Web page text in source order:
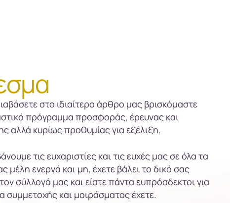
στο ιδιαίτερο άρθρο μας βρισκόμαστε
πρόγραμμα προσφοράς, έρευνας και
αλλά κυρίως προθυμίας για εξέλιξη.
τις ευχαριστίες και τις ευχές μας σε όλα τα
μέλη ενεργά και μη, έχετε βάλει το δικό σας
σύλλογό μας και είστε πάντα ευπρόσδεκτοι για
συμμετοχής και μοιράσματος έχετε.